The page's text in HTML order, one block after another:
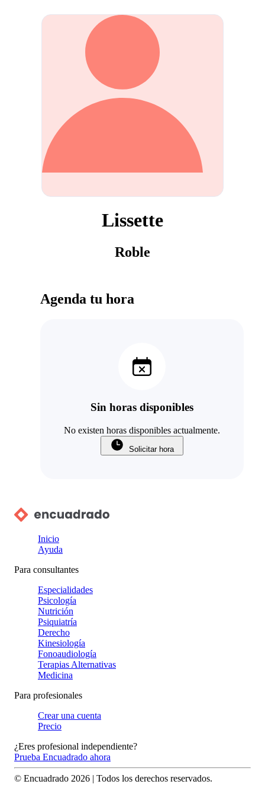
Lissette
Roble
Agenda tu hora
Sin horas disponibles
No existen horas disponibles actualmente.
Solicitar hora
Inicio
Ayuda
Para consultantes
Especialidades
Psicología
Nutrición
Psiquiatría
Derecho
Kinesiología
Fonoaudiología
Terapias Alternativas
Medicina
Para profesionales
Crear una cuenta
Precio
¿Eres profesional independiente?
Prueba Encuadrado ahora
© Encuadrado 2026 | Todos los derechos reservados.